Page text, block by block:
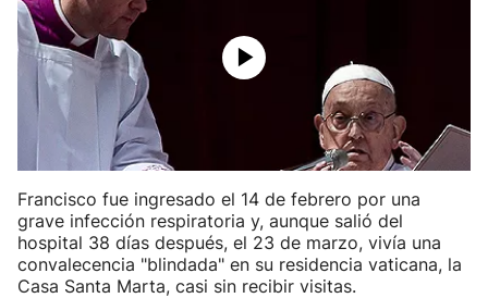
Francisco fue ingresado el 14 de febrero por una
grave infección respiratoria y, aunque salió del
hospital 38 días después, el 23 de marzo, vivía una
convalecencia "blindada" en su residencia vaticana, la
Casa Santa Marta, casi sin recibir visitas.